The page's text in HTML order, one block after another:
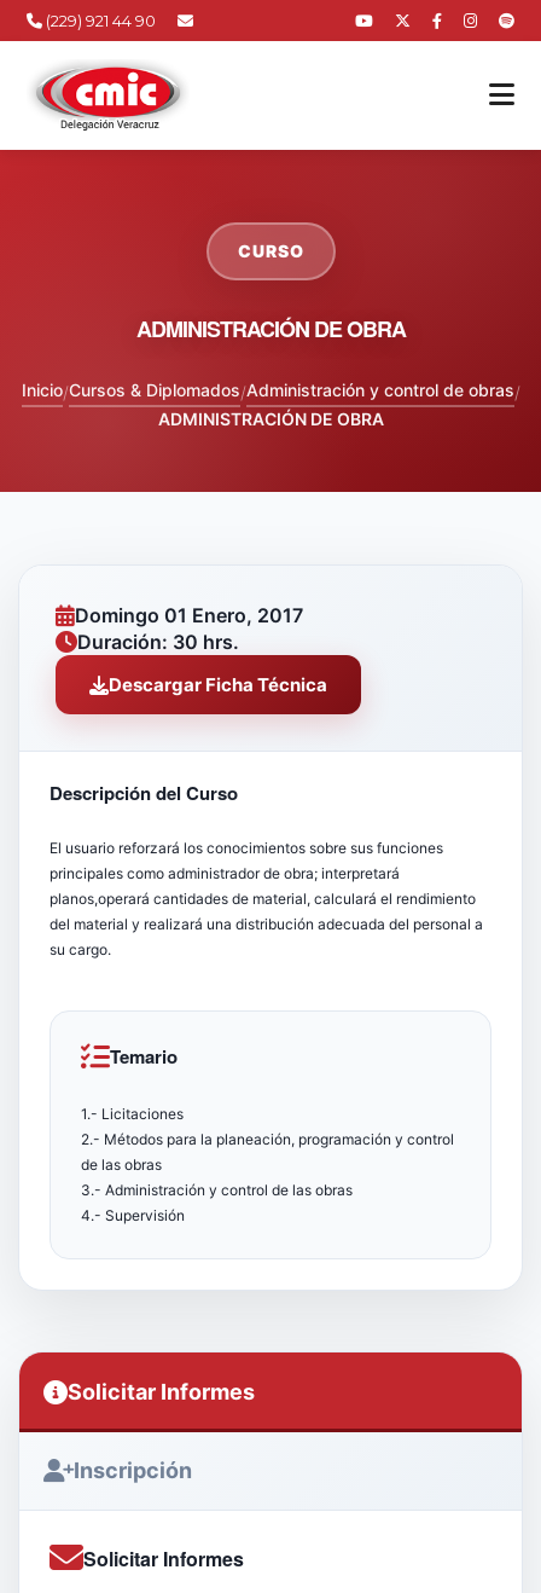
(229) 921 44 90
CURSO
ADMINISTRACIÓN DE OBRA
Inicio/Cursos & Diplomados/Administración y control de obras/
ADMINISTRACIÓN DE OBRA
Domingo 01 Enero, 2017
Duración: 30 hrs.
Descargar Ficha Técnica
Descripción del Curso
El usuario reforzará los conocimientos sobre sus funciones
principales como administrador de obra; interpretará
planos,operará cantidades de material, calculará el rendimiento
del material y realizará una distribución adecuada del personal a
su cargo.
Temario
1.- Licitaciones
2.- Métodos para la planeación, programación y control
de las obras
3.- Administración y control de las obras
4.- Supervisión
Solicitar Informes
Inscripción
Solicitar Informes